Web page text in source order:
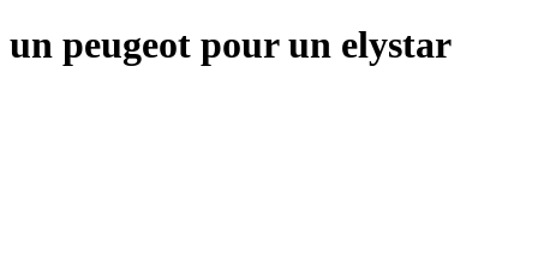
un peugeot pour un elystar